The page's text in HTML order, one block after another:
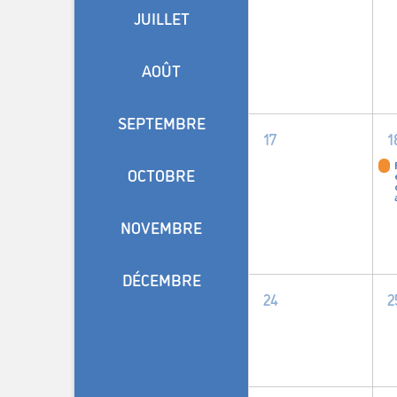
0
17
1
0
24
0
JUILLET
AOÛT
SEPTEMBRE
OCTOBRE
NOVEMBRE
DÉCEMBRE